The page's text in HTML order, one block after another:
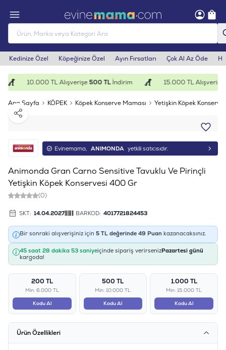
Kedinize Özel Köpeğinize Özel Ayın Fırsatları Çok Al Az Öde
10.000 TL Alışverişe500 TLİndirim 15.000 TL Alışverişe
Ana Sayfa KÖPEK Köpek Konserve Maması
Yetişkin Köpek
Paylaş
Evinemama, ANIMONDA yetkili satıcısıdır.
Animonda Gran Carno Sensitive Tavuklu Ve Pirinçli
Yetişkin Köpek Konservesi 400 Gr
(0)
SKT: 14.04.2027 BARKOD: 4017721824453
Bir sonraki alışverişiniz için 5 TL değerinde 49 Puan kazanacaksınız.
45 saat 28 dakika 53 saniyeiçinde sipariş verirsenizPazartesi günü
kargoda!
200 TL
Min: 6.000 TL
Kodu Al
500 TL
Min: 10.000 TL
Kodu Al
1.000 TL
Min: 15.000 TL
Kodu Al
Ürün Özellikleri